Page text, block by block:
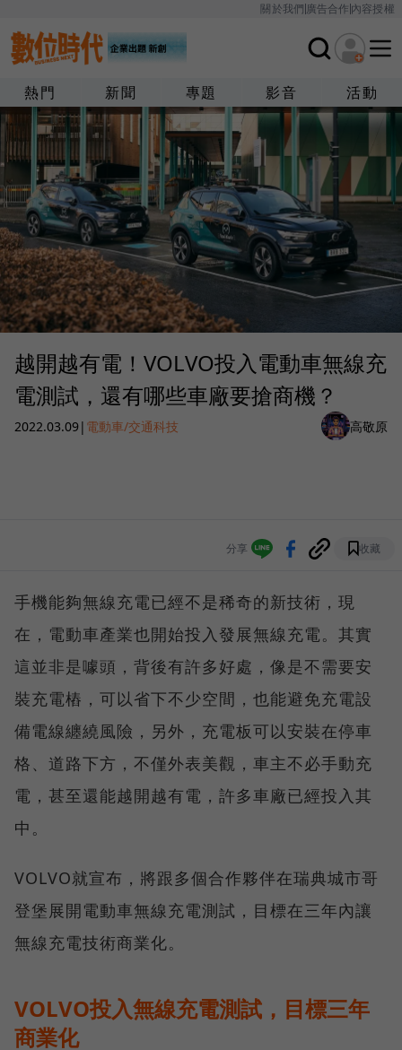
關於我們廣告合作內容授權
熱門 新聞 專題 影音 活動
越開越有電！VOLVO投入電動車無線充
電測試，還有哪些車廠要搶商機？
2022.03.09| 電動車/交通科技 高敬原
分享 收藏
手機能夠無線充電已經不是稀奇的新技術，現
在，電動車產業也開始投入發展無線充電。其實
這並非是噱頭，背後有許多好處，像是不需要安
裝充電樁，可以省下不少空間，也能避免充電設
備電線纏繞風險，另外，充電板可以安裝在停車
格、道路下方，不僅外表美觀，車主不必手動充
電，甚至還能越開越有電，許多車廠已經投入其
中。
VOLVO就宣布，將跟多個合作夥伴在瑞典城市哥
登堡展開電動車無線充電測試，目標在三年內讓
無線充電技術商業化。
VOLVO投入無線充電測試，目標三年
商業化